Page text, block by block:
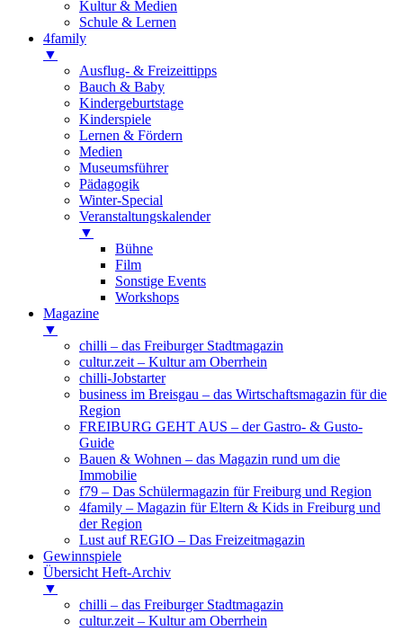
Kultur & Medien
Schule & Lernen
4family
▼
Ausflug- & Freizeittipps
Bauch & Baby
Kindergeburtstage
Kinderspiele
Lernen & Fördern
Medien
Museumsführer
Pädagogik
Winter-Special
Veranstaltungskalender
▼
Bühne
Film
Sonstige Events
Workshops
Magazine
▼
chilli – das Freiburger Stadtmagazin
cultur.zeit – Kultur am Oberrhein
chilli-Jobstarter
business im Breisgau – das Wirtschaftsmagazin für die
Region
FREIBURG GEHT AUS – der Gastro- & Gusto-
Guide
Bauen & Wohnen – das Magazin rund um die
Immobilie
f79 – Das Schülermagazin für Freiburg und Region
4family – Magazin für Eltern & Kids in Freiburg und
der Region
Lust auf REGIO – Das Freizeitmagazin
Gewinnspiele
Übersicht Heft-Archiv
▼
chilli – das Freiburger Stadtmagazin
cultur.zeit – Kultur am Oberrhein